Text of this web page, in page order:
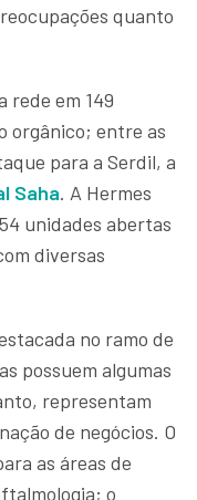
quanto
rede em 149
orgânico; entre as
para a Serdil, a
Saha. A Hermes
unidades abertas
diversas
no ramo de
possuem algumas
representam
de negócios. O
as áreas de
o